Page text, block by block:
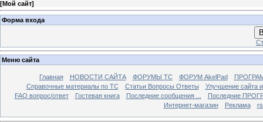
[Мой сайт]
Форма входа
Меню сайта
Главная НОВОСТИ САЙТА ФОРУМЫ TC ФОРУМ AkelPad
Справочные материалы по TС
Статьи Вопросы Ответы
Улучшение сайта
FAQ вопрос/ответ
Гостевая книга Последние сообщения ...
Последние
Интернет-магазин
Реклама